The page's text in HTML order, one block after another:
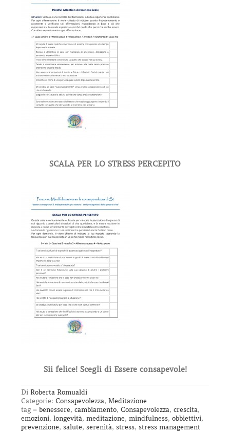
SCALA PER LO STRESS PERCEPITO
Sii felice! Scegli di Essere consapevole!
Di Roberta Romualdi
Categorie: Consapevolezza, Meditazione
tag = benessere, cambiamento, Consapevolezza, crescita,
emozioni, longevità, meditazione, mindfulness, obbiettivi,
prevenzione, salute, serenità, stress, stress management